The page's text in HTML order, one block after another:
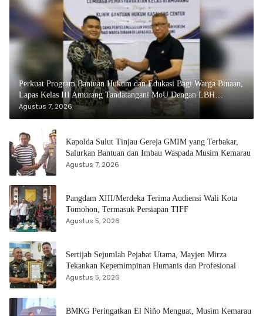
Perkuat Program Bantuan Hukum dan Edukasi Bagi Warga Binaan,
Lapas Kelas III Amurang Tandatangani MoU Dengan LBH
KASALANG CENTER
Agustus 7, 2026
Kapolda Sulut Tinjau Gereja GMIM yang Terbakar,
Salurkan Bantuan dan Imbau Waspada Musim Kemarau
Agustus 7, 2026
Pangdam XIII/Merdeka Terima Audiensi Wali Kota
Tomohon, Termasuk Persiapan TIFF
Agustus 5, 2026
Sertijab Sejumlah Pejabat Utama, Mayjen Mirza
Tekankan Kepemimpinan Humanis dan Profesional
Agustus 5, 2026
BMKG Peringatkan El Niño Menguat, Musim Kemarau